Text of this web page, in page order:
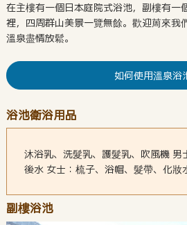
在主樓有一個日本庭院式浴池，副樓有一
裡，四周群山美景一覽無餘。歡迎䓟來我
溫泉盡情放鬆。
如何使用溫泉浴
浴池衛浴用品
沐浴乳、洗髮乳、護髮乳、吹風機 男
後水 女士：梳子、浴帽、髮帶、化妝
副樓浴池